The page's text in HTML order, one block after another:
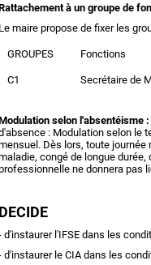
à un groupe de
Le maire propose de fixer les
GROUPES Fonctions
C1 Secrétaire de
selon l'absentéisme :
: Modulation selon le
Dès lors, toute
congé de longue
ne donnera pas
DECIDE
d'instaurer l'IFSE dans les
d'instaurer le CIA dans les